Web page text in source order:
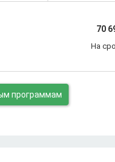
70
На
программам